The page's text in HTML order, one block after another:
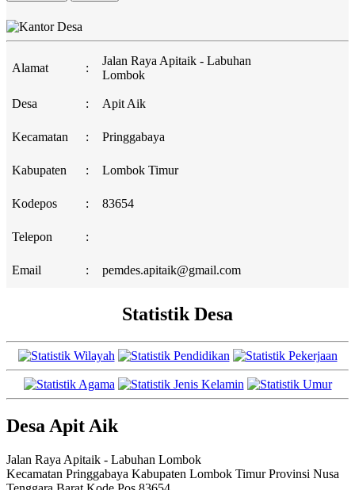
Alamat :
Jalan Raya Apitaik - Labuhan
Lombok
Desa : Apit Aik
Kecamatan : Pringgabaya
Kabupaten : Lombok Timur
Kodepos : 83654
Telepon :
Email : pemdes.apitaik@gmail.com
Statistik Desa
Desa Apit Aik
Jalan Raya Apitaik - Labuhan Lombok
Kecamatan Pringgabaya Kabupaten Lombok Timur Provinsi Nusa